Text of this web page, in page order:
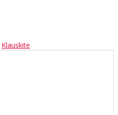
Klauskite